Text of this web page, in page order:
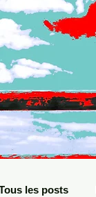
les posts